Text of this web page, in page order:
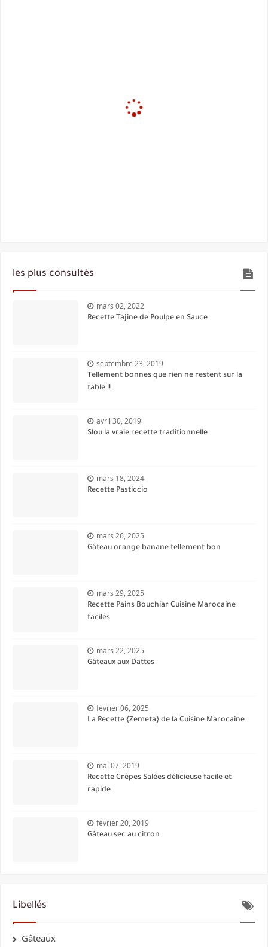
les plus consultés
mars 02, 2022
Recette Tajine de Poulpe en Sauce
septembre 23, 2019
Tellement bonnes que rien ne restent sur la
table !!
avril 30, 2019
Slou la vraie recette traditionnelle
mars 18, 2024
Recette Pasticcio
mars 26, 2025
Gâteau orange banane tellement bon
mars 29, 2025
Recette Pains Bouchiar Cuisine Marocaine
faciles
mars 22, 2025
Gâteaux aux Dattes
février 06, 2025
La Recette {Zemeta} de la Cuisine Marocaine
mai 07, 2019
Recette Crêpes Salées délicieuse facile et
rapide
février 20, 2019
Gâteau sec au citron
Libellés
Gâteaux